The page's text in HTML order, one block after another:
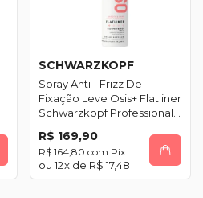
SCHWARZKOPF
Spray Anti - Frizz De
Fixação Leve Osis+ Flatliner
Schwarzkopf Professional
R$ 169,90
R$ 164,80 com Pix
12x de R$ 17,48